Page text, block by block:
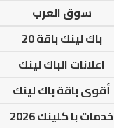
سوق العرب
باك لينك باقة 20
اعلانات الباك لينك
أقوى باقة باك لينك
خدمات با كلينك 2026